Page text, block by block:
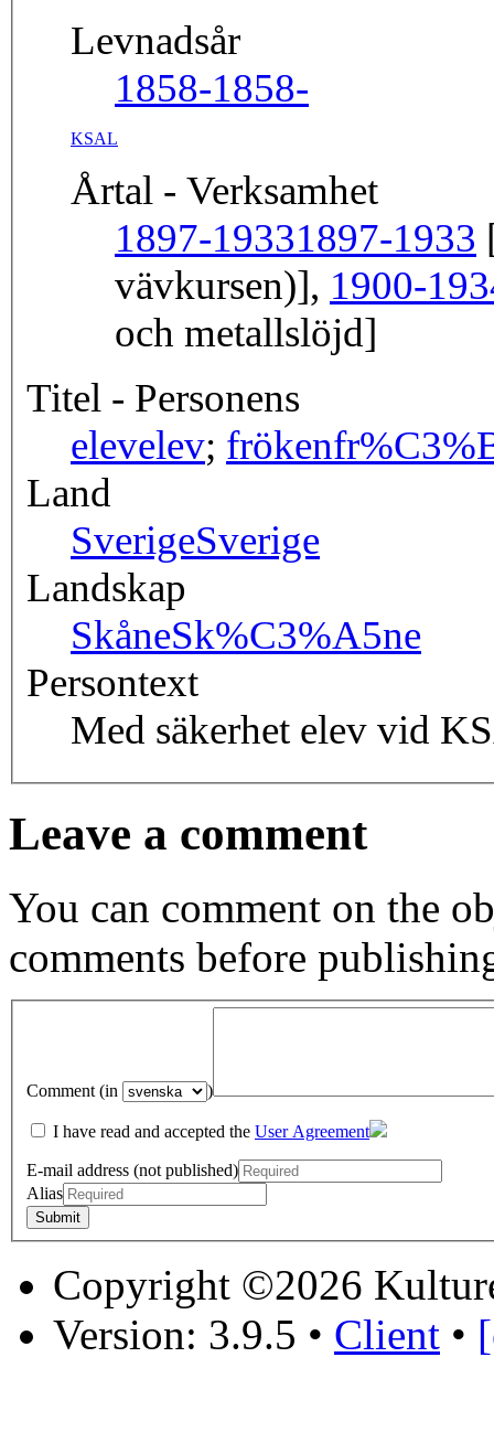
Levnadsår
1858-1858-
KSAL
Årtal - Verksamhet
1897-19331897-1933
vävkursen)], 1900-
och metallslöjd]
Titel - Personens
elevelev; fröken
Land
SverigeSverige
Landskap
SkåneSk%C3%A5ne
Persontext
Med säkerhet elev vid
Leave a comment
You can comment on the
comments before
Comment (in )
I have read and accepted the User Agreement
E-mail address (not published)
Alias
Copyright ©2026
Version: 3.9.5 • Client •